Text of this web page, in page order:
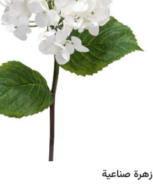
زهرة صناعية